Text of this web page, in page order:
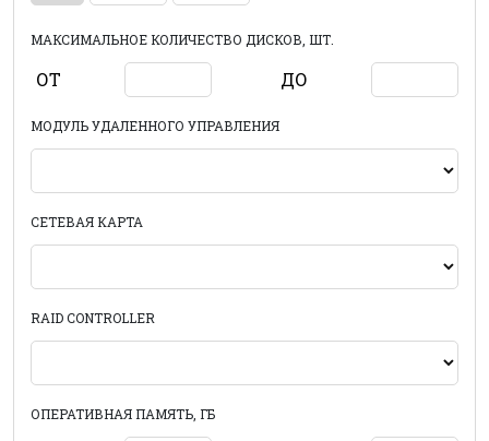
МАКСИМАЛЬНОЕ КОЛИЧЕСТВО ДИСКОВ, ШТ.
ОТ ДО
МОДУЛЬ УДАЛЕННОГО УПРАВЛЕНИЯ
СЕТЕВАЯ КАРТА
RAID CONTROLLER
ОПЕРАТИВНАЯ ПАМЯТЬ, ГБ